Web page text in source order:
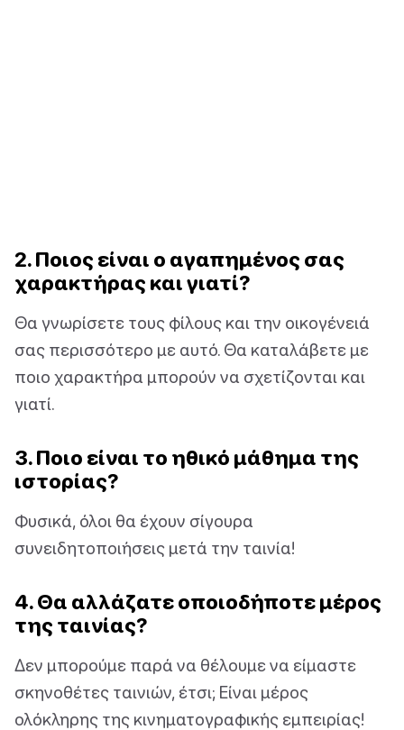
2. Ποιος είναι ο αγαπημένος σας
χαρακτήρας και γιατί?
Θα γνωρίσετε τους φίλους και την οικογένειά
σας περισσότερο με αυτό. Θα καταλάβετε με
ποιο χαρακτήρα μπορούν να σχετίζονται και
γιατί.
3. Ποιο είναι το ηθικό μάθημα της
ιστορίας?
Φυσικά, όλοι θα έχουν σίγουρα
συνειδητοποιήσεις μετά την ταινία!
4. Θα αλλάζατε οποιοδήποτε μέρος
της ταινίας?
Δεν μπορούμε παρά να θέλουμε να είμαστε
σκηνοθέτες ταινιών, έτσι; Είναι μέρος
ολόκληρης της κινηματογραφικής εμπειρίας!